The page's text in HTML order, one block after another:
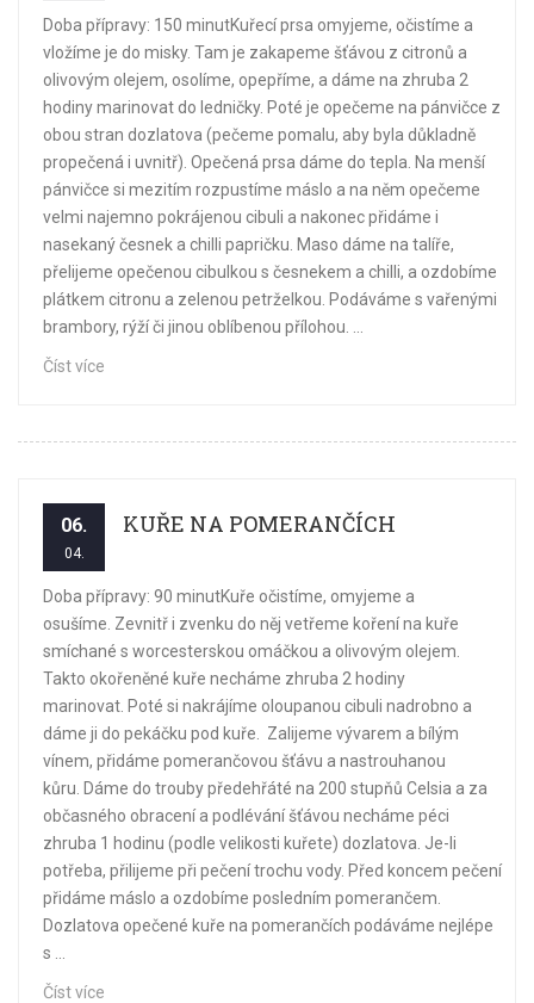
Doba přípravy: 150 minutKuřecí prsa omyjeme, očistíme a
vložíme je do misky. Tam je zakapeme šťávou z citronů a
olivovým olejem, osolíme, opepříme, a dáme na zhruba 2
hodiny marinovat do ledničky. Poté je opečeme na pánvičce z
obou stran dozlatova (pečeme pomalu, aby byla důkladně
propečená i uvnitř). Opečená prsa dáme do tepla. Na menší
pánvičce si mezitím rozpustíme máslo a na něm opečeme
velmi najemno pokrájenou cibuli a nakonec přidáme i
nasekaný česnek a chilli papričku. Maso dáme na talíře,
přelijeme opečenou cibulkou s česnekem a chilli, a ozdobíme
plátkem citronu a zelenou petrželkou. Podáváme s vařenými
brambory, rýží či jinou oblíbenou přílohou. ...
Číst více
06.
04.
KUŘE NA POMERANČÍCH
Doba přípravy: 90 minutKuře očistíme, omyjeme a
osušíme. Zevnitř i zvenku do něj vetřeme koření na kuře
smíchané s worcesterskou omáčkou a olivovým olejem.
Takto okořeněné kuře necháme zhruba 2 hodiny
marinovat. Poté si nakrájíme oloupanou cibuli nadrobno a
dáme ji do pekáčku pod kuře. Zalijeme vývarem a bílým
vínem, přidáme pomerančovou šťávu a nastrouhanou
kůru. Dáme do trouby předehřáté na 200 stupňů Celsia a za
občasného obracení a podlévání šťávou necháme péci
zhruba 1 hodinu (podle velikosti kuřete) dozlatova. Je-li
potřeba, přilijeme při pečení trochu vody. Před koncem pečení
přidáme máslo a ozdobíme posledním pomerančem.
Dozlatova opečené kuře na pomerančích podáváme nejlépe
s ...
Číst více